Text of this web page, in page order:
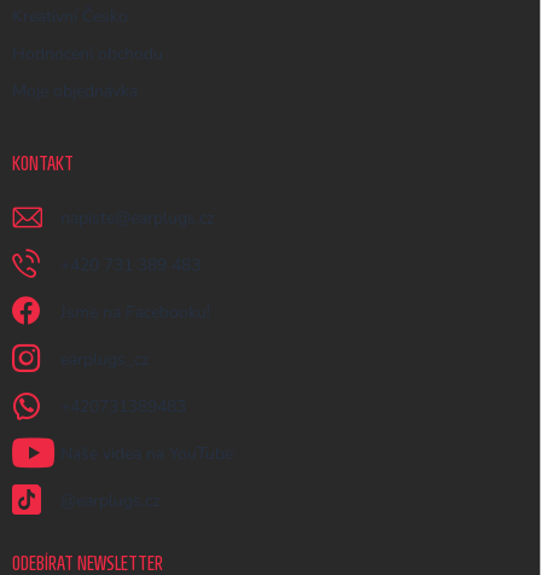
Kreativní Česko
Hodnocení obchodu
Moje objednávka
KONTAKT
napiste @ earplugs.cz
+420 731 389 483
Jsme na Facebooku!
earplugs_cz
+420731389483
Naše videa na YouTube
@earplugs.cz
ODEBÍRAT NEWSLETTER